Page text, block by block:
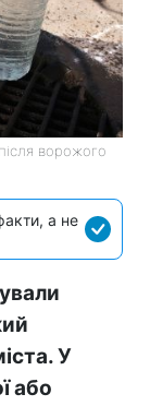
ворожого
а не
У
або